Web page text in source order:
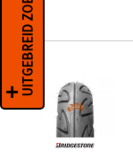
UITGEBREID ZOEKEN